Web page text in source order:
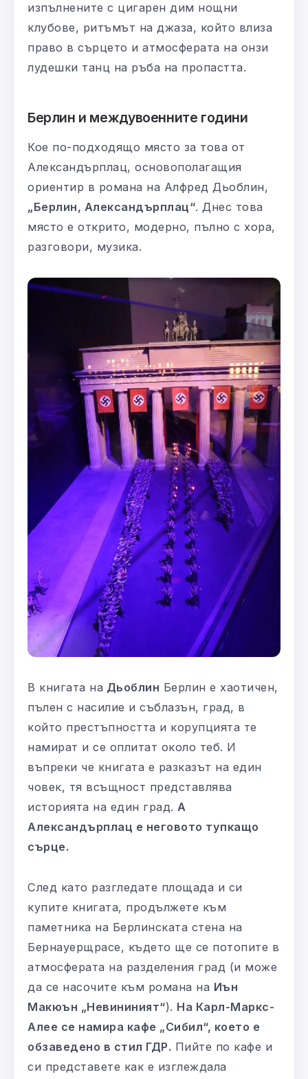
изпълнените с цигарен дим нощни
клубове, ритъмът на джаза, който влиза
право в сърцето и атмосферата на онзи
лудешки танц на ръба на пропастта.
Берлин и междувоенните години
Кое по-подходящо място за това от
Александърплац, основополагащия
ориентир в романа на Алфред Дьоблин,
„Берлин, Александърплац“. Днес това
място е открито, модерно, пълно с хора,
разговори, музика.
В книгата на Дьоблин Берлин е хаотичен,
пълен с насилие и съблазън, град, в
който престъпността и корупцията те
намират и се оплитат около теб. И
въпреки че книгата е разказът на един
човек, тя всъщност представлява
историята на един град. А
Александърплац е неговото тупкащо
сърце.
След като разгледате площада и си
купите книгата, продължете към
паметника на Берлинската стена на
Бернауерщрасе, където ще се потопите в
атмосферата на разделения град (и може
да се насочите към романа на Иън
Макюън „Невининият“). На Карл-Маркс-
Алее се намира кафе „Сибил“, което е
обзаведено в стил ГДР. Пийте по кафе и
си представете как е изглеждала